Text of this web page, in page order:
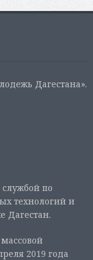
Дагестана».
по
технологий и
Дагестан.
2019 года